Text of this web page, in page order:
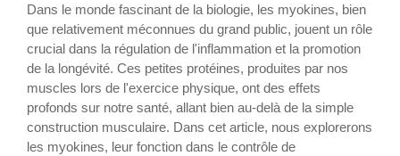
Dans le monde fascinant de la biologie, les myokines, bien
que relativement méconnues du grand public, jouent un rôle
crucial dans la régulation de l'inflammation et la promotion
de la longévité. Ces petites protéines, produites par nos
muscles lors de l'exercice physique, ont des effets
profonds sur notre santé, allant bien au-delà de la simple
construction musculaire. Dans cet article, nous explorerons
les myokines, leur fonction dans le contrôle de